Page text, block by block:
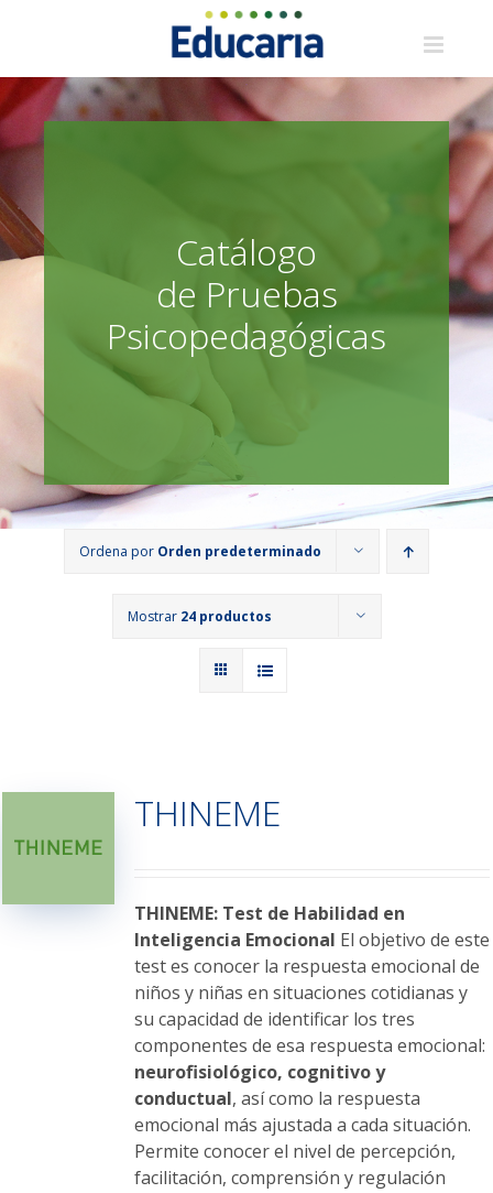
Catálogo
de Pruebas
Psicopedagógicas
Ordena por Orden predeterminado
Mostrar 24 productos
THINEME
THINEME: Test de Habilidad en
Inteligencia Emocional El objetivo de este
test es conocer la respuesta emocional de
niños y niñas en situaciones cotidianas y
su capacidad de identificar los tres
componentes de esa respuesta emocional:
neurofisiológico, cognitivo y
conductual, así como la respuesta
emocional más ajustada a cada situación.
Permite conocer el nivel de percepción,
facilitación, comprensión y regulación